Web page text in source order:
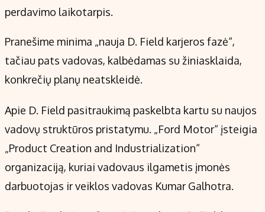
perdavimo laikotarpis.
Pranešime minima „nauja D. Field karjeros fazė“,
tačiau pats vadovas, kalbėdamas su žiniasklaida,
konkrečių planų neatskleidė.
Apie D. Field pasitraukimą paskelbta kartu su naujos
vadovų struktūros pristatymu. „Ford Motor“ įsteigia
„Product Creation and Industrialization“
organizaciją, kuriai vadovaus ilgametis įmonės
darbuotojas ir veiklos vadovas Kumar Galhotra.